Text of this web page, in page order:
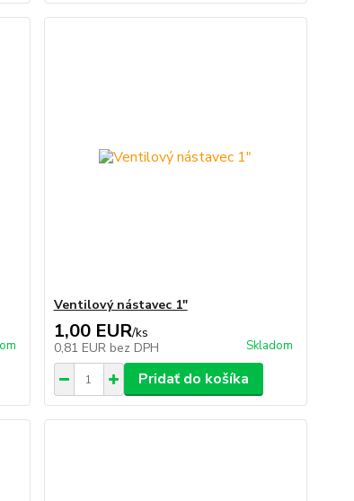
Ventilový nástavec 1"
1,00 EUR/ks
0,81 EUR bez DPH Skladom
Pridať do košíka